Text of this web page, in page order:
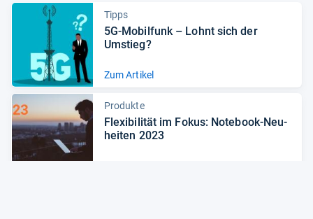
Tipps
5G-​Mobil­funk – Lohnt sich der
Umstieg?
Zum Artikel
Produkte
Fle­xi­bi­li­tät im Fokus: Note­book-​Neu­
hei­ten 2023